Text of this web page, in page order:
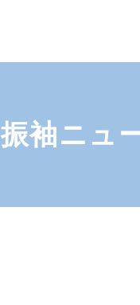
振袖ニュ